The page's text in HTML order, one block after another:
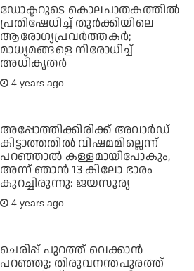
ഡോക്ടറുടെ കൊലപാതകത്തില്‍
പ്രതിഷേധിച്ച് തുര്‍ക്കിയിലെ
ആരോഗ്യപ്രവര്‍ത്തകര്‍;
മാധ്യമങ്ങളെ നിരോധിച്ച്
അധികൃതര്‍
4 years ago
അപ്പോത്തിക്കിരിക്ക് അവാർഡ്
കിട്ടാത്തതിൽ വിഷമമില്ലെന്ന്
പറഞ്ഞാൽ കള്ളമായിപോകും,
അന്ന് ഞാൻ 13 കിലോ ഭാരം
കുറച്ചിരുന്നു: ജയസൂര്യ
4 years ago
ചെരിപ്പ് പുറത്ത് വെക്കാന്‍
പറഞ്ഞു; തിരുവനന്തപുരത്ത്